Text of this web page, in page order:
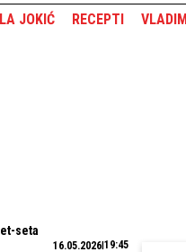
JOKIĆ RECEPTI
seta
16.05.2026 19:45